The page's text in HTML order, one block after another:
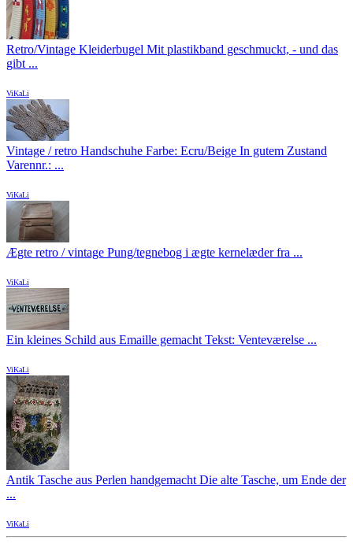
Retro/Vintage Kleiderbugel Mit plastikband geschmuckt, - und das
gibt ...
ViKaLi
Vintage / retro Handschuhe Farbe: Ecru/Beige In gutem Zustand
Varennr.: ...
ViKaLi
Ægte retro / vintage Pung/tegnebog i ægte kernelæder fra ...
ViKaLi
Ein kleines Schild aus Emaille gemacht Tekst: Venteværelse ...
ViKaLi
Antik Tasche aus Perlen handgemacht Die alte Tasche, um Ende der
...
ViKaLi